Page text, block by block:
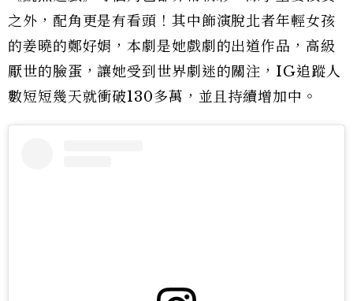
之外，配角更是有看頭！其中飾演脫北者年輕女孩
的姜曉的鄭好娟，本劇是她戲劇的出道作品，高級
厭世的臉蛋，讓她受到世界劇迷的關注，IG追蹤人
數短短幾天就衝破130多萬，並且持續增加中。